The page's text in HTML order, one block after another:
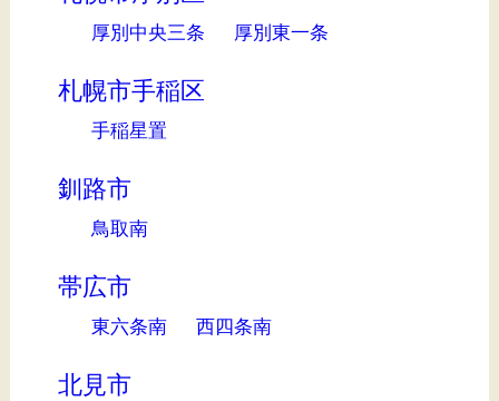
厚別中央三条 厚別東一条
札幌市手稲区
手稲星置
釧路市
鳥取南
帯広市
東六条南 西四条南
北見市